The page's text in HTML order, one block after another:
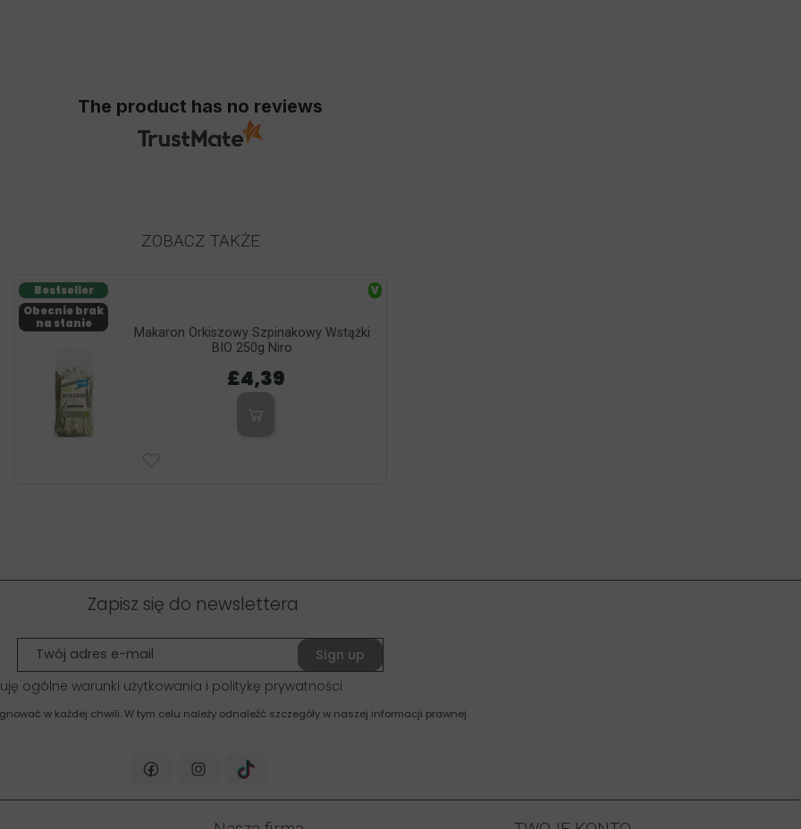
The product has no reviews
ZOBACZ TAKŻE
Makaron Orkiszowy Szpinakowy Wstążki
BIO 250g Niro
£4,39
Obecnie brak
na stanie
Bestseller V
Zapisz się do newslettera
Sign up
ogólne warunki użytkowania i politykę prywatności
w każdej chwili. W tym celu należy odnaleźć szczegóły w naszej informacji prawnej.